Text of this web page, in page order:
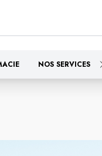
NOS SERVICES